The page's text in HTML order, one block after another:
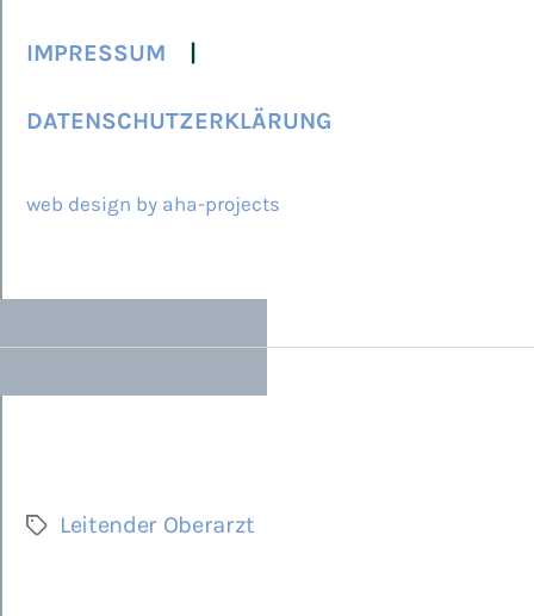
IMPRESSUM
DATENSCHUTZERKLÄRUNG
web design by aha-projects
Schlagwörter
Leitender Oberarzt